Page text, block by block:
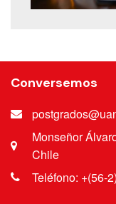
Conversemos
Monseñor
Chile
Teléfono: +(56-